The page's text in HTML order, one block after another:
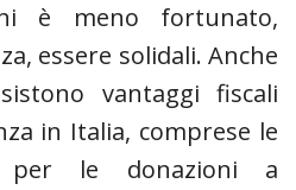
è meno fortunato,
essere solidali. Anche
vantaggi fiscali
in Italia, comprese le
per le donazioni a